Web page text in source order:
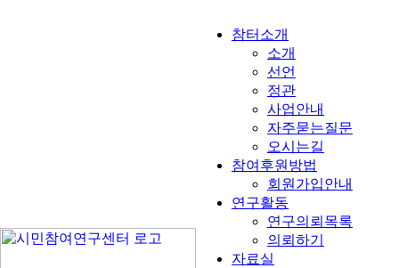
참터소개
소개
선언
정관
사업안내
자주묻는질문
오시는길
참여후원방법
회원가입안내
연구활동
연구의뢰목록
의뢰하기
자료실